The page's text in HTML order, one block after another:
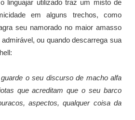
linguajar utilizado traz um misto de
em alguns trechos, como
seu namorado no maior amasso
ou quando descarrega sua
o seu discurso de macho alfa
que acreditam que o seu barco
aspectos, qualquer coisa da